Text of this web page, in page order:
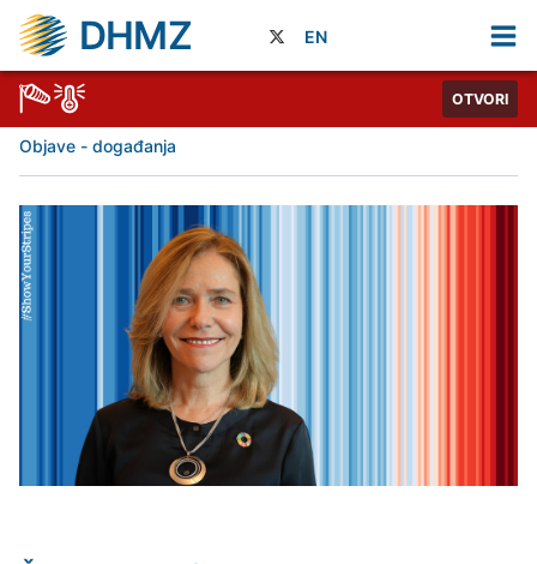
DHMZ EN
OTVORI
Objave - događanja